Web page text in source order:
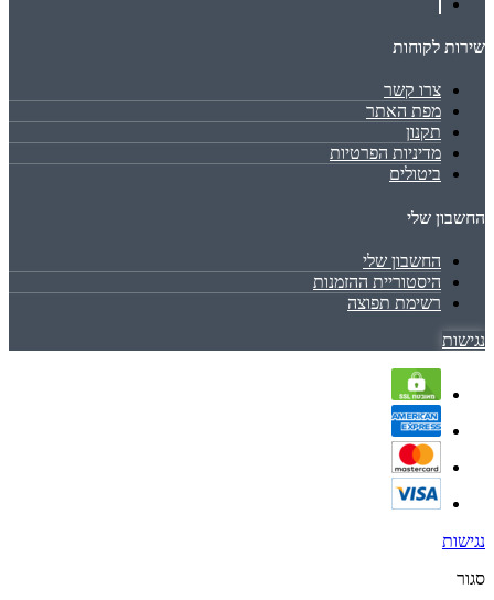
שירות לקוחות
צרו קשר
מפת האתר
תקנון
מדיניות הפרטיות
ביטולים
החשבון שלי
החשבון שלי
היסטוריית ההזמנות
רשימת תפוצה
נגישות
נגישות
סגור